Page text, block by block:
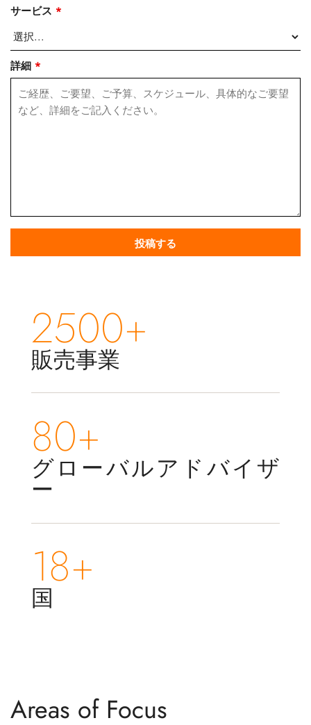
サービス *
詳細 *
2500+
販売事業
80+
グローバルアドバイザ
ー
18+
国
Areas of Focus